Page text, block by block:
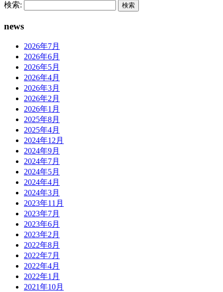
検索:
news
2026年7月
2026年6月
2026年5月
2026年4月
2026年3月
2026年2月
2026年1月
2025年8月
2025年4月
2024年12月
2024年9月
2024年7月
2024年5月
2024年4月
2024年3月
2023年11月
2023年7月
2023年6月
2023年2月
2022年8月
2022年7月
2022年4月
2022年1月
2021年10月